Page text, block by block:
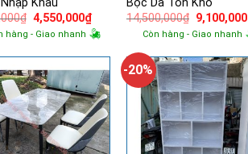
Khẩu
₫ Giá
gốc
là:
4,550,000₫Giá
hiện
tại
4,550,000₫.
hàng - Giao nhanh
Bọc Da Tồn Kho
14,500,000₫ Giá
gốc
là:
9,100,000
Còn hàng - Giao nhanh
-20%